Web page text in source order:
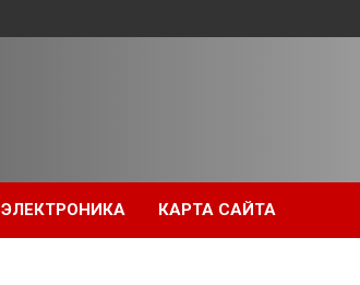
ЭЛЕКТРОНИКА КАРТА САЙТА